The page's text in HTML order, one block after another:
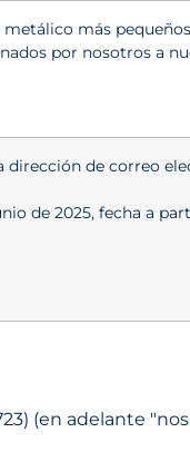
metálico más
por nosotros a
de correo
de 2025, fecha a
(en adelante